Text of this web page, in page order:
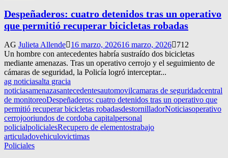
Despeñaderos: cuatro detenidos tras un operativo
que permitió recuperar bicicletas robadas
AG Julieta Allende 16 marzo, 202616 marzo, 2026
712
Un hombre con antecedentes habría sustraído dos bicicletas
mediante amenazas. Tras un operativo cerrojo y el seguimiento de
cámaras de seguridad, la Policía logró interceptar...
ag noticiasalta gracia
noticiasamenazasantecedentesautomovilcamaras de seguridadcentral
de monitoreoDespeñaderos: cuatro detenidos tras un operativo que
permitió recuperar bicicletas robadasdestornilladorNoticiasoperativo
cerrojooriundos de cordoba capitalpersonal
policialpolicialesRecupero de elementostrabajo
articuladovehiculovictimas
Policiales